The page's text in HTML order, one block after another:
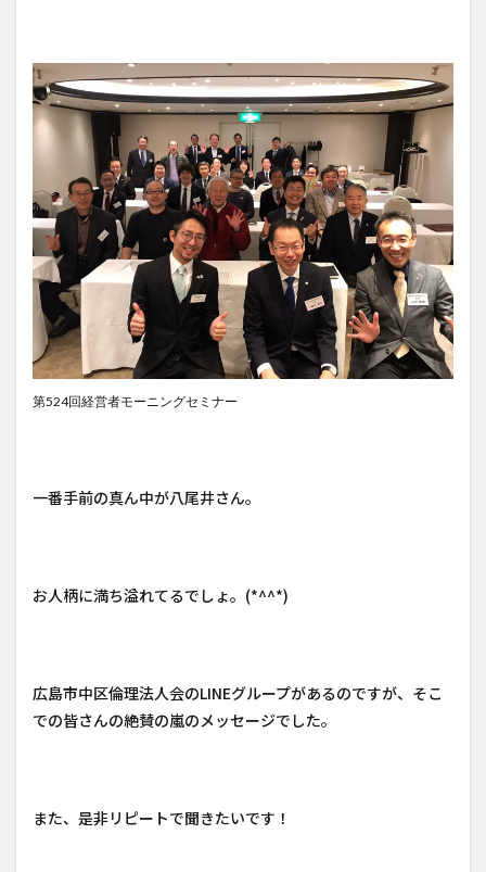
第524回経営者モーニングセミナー
一番手前の真ん中が八尾井さん。
お人柄に満ち溢れてるでしょ。(*^^*)
広島市中区倫理法人会のLINEグループがあるのですが、そこ
での皆さんの絶賛の嵐のメッセージでした。
また、是非リピートで聞きたいです！